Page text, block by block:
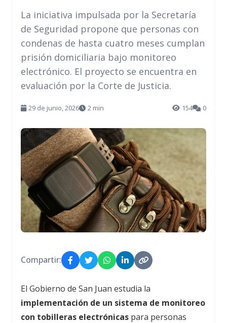
La iniciativa impulsada por la Secretaría
de Seguridad propone que personas con
condenas de hasta cuatro meses cumplan
prisión domiciliaria bajo monitoreo
electrónico. El proyecto se encuentra en
evaluación por la Corte de Justicia.
29 de junio, 2026 2 min 154 0
Compartir:
El Gobierno de San Juan estudia la
implementación de un sistema de monitoreo
con tobilleras electrónicas para personas